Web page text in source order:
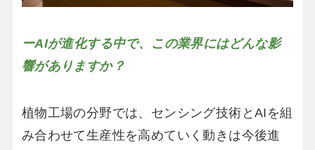
ーAIが進化する中で、この業界にはどんな影
響がありますか？
植物工場の分野では、センシング技術とAIを組
み合わせて生産性を高めていく動きは今後進